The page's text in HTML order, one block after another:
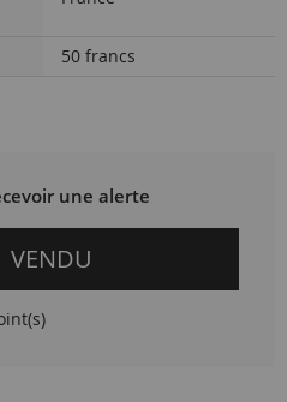
50 francs
une alerte
VENDU